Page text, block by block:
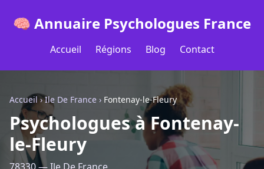
🧠 Annuaire Psychologues France
Accueil Régions Blog Contact
Accueil ›Ile De France › Fontenay-le-Fleury
Psychologues à Fontenay-
le-Fleury